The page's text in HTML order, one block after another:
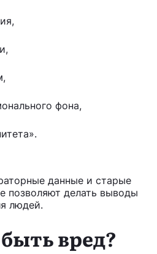
фона,
данные и старые
позволяют делать выводы
людей.
вред?